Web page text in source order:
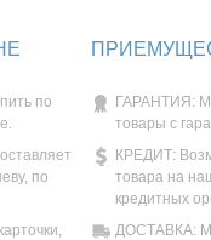
по
по
ГАРАНТИЯ:
товары с
КРЕДИТ:
товара на
кредитных
ДОСТАВКА: